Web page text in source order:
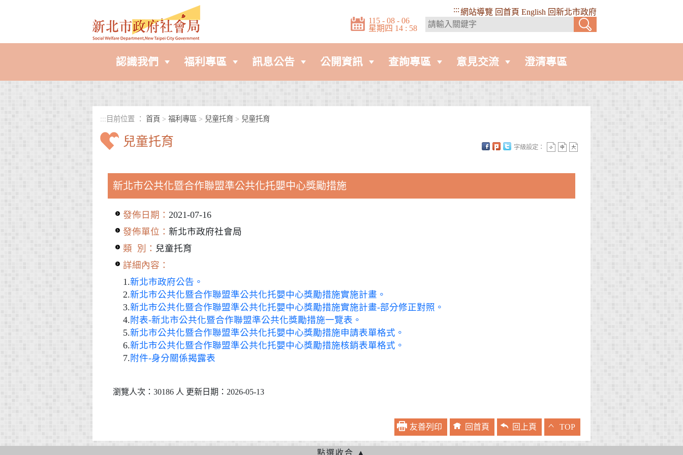
:::網站導覽 回首頁 English 回新北市政府
115 - 08 - 06
星期四 14 : 58
認識我們 福利專區 訊息公告 公開資訊 查詢專區 意見交流 澄清專區
::: 目前位置 ： 首頁 > 福利專區 > 兒童托育 > 兒童托育
兒童托育 字級設定：
新北市公共化暨合作聯盟準公共化托嬰中心獎勵措施
發佈日期： 2021-07-16
發佈單位： 新北市政府社會局
類 別： 兒童托育
詳細內容：
1.新北市政府公告。
2.新北市公共化暨合作聯盟準公共化托嬰中心獎勵措施實施計畫。
3.新北市公共化暨合作聯盟準公共化托嬰中心獎勵措施實施計畫-部分修正對照。
4. 附表-新北市公共化暨合作聯盟準公共化獎勵措施一覽表。
5.新北市公共化暨合作聯盟準公共化托嬰中心獎勵措施申請表單格式。
6.新北市公共化暨合作聯盟準公共化托嬰中心獎勵措施核銷表單格式。
7. 附件-身分關係揭露表
瀏覽人次：30186 人 更新日期：2026-05-13
友善列印 回首頁 回上頁 TOP